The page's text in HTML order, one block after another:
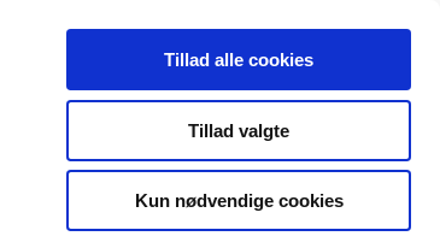
Tillad alle cookies
Tillad valgte
Kun nødvendige cookies
Særlige
produktområder